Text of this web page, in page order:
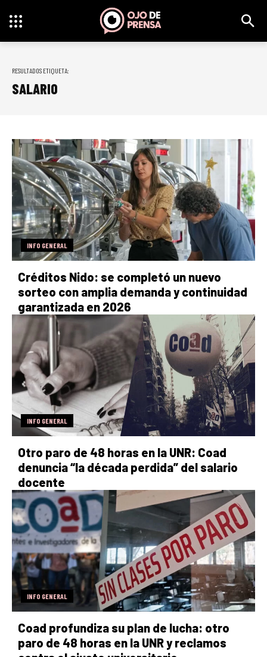
RESULTADOS ETIQUETA:
SALARIO
INFO GENERAL
Créditos Nido: se completó un nuevo
sorteo con amplia demanda y continuidad
garantizada en 2026
INFO GENERAL
Otro paro de 48 horas en la UNR: Coad
denuncia “la década perdida” del salario
docente
INFO GENERAL
Coad profundiza su plan de lucha: otro
paro de 48 horas en la UNR y reclamos